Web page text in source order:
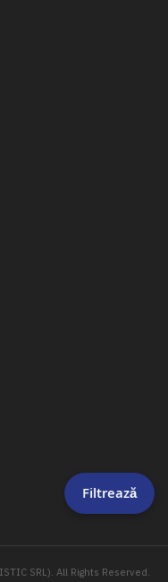
SRL). All Rights Reserved.
Filtrează